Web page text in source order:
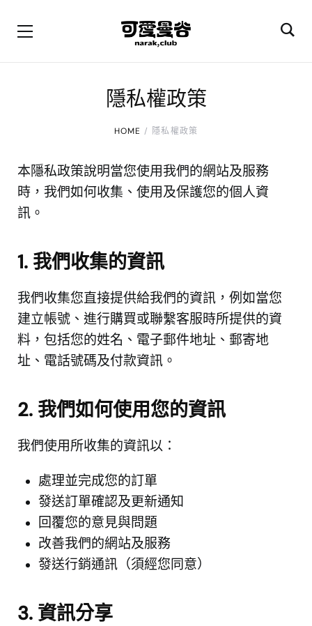
隱私權政策
HOME 隱私權政策
本隱私政策說明當您使用我們的網站及服務
時，我們如何收集、使用及保護您的個人資
訊。
1. 我們收集的資訊
我們收集您直接提供給我們的資訊，例如當您
建立帳號、進行購買或聯繫客服時所提供的資
料，包括您的姓名、電子郵件地址、郵寄地
址、電話號碼及付款資訊。
2. 我們如何使用您的資訊
我們使用所收集的資訊以：
處理並完成您的訂單
發送訂單確認及更新通知
回覆您的意見與問題
改善我們的網站及服務
發送行銷通訊（須經您同意）
3. 資訊分享